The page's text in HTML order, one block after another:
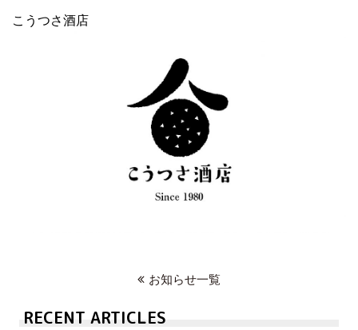
こうつさ酒店
お知らせ一覧
RECENT ARTICLES